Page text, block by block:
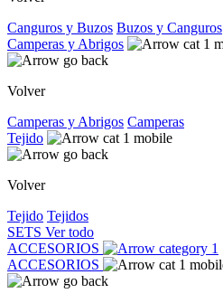
Canguros y Buzos Buzos y Canguros
Camperas y Abrigos
Volver
Camperas y Abrigos Camperas
Tejido
Volver
Tejido Tejidos
SETS Ver todo
ACCESORIOS
ACCESORIOS